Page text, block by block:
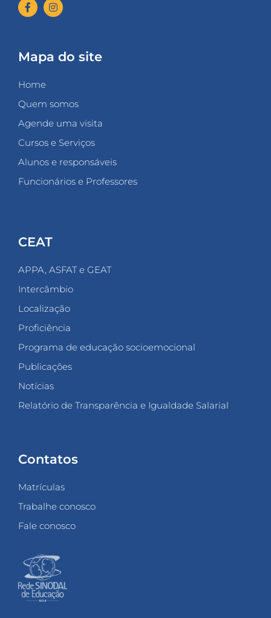
Mapa do site
Home
Quem somos
Agende uma visita
Cursos e Serviços
Alunos e responsáveis
Funcionários e Professores
CEAT
APPA, ASFAT e GEAT
Intercâmbio
Localização
Proficiência
Programa de educação socioemocional
Publicações
Notícias
Relatório de Transparência e Igualdade Salarial
Contatos
Matrículas
Trabalhe conosco
Fale conosco